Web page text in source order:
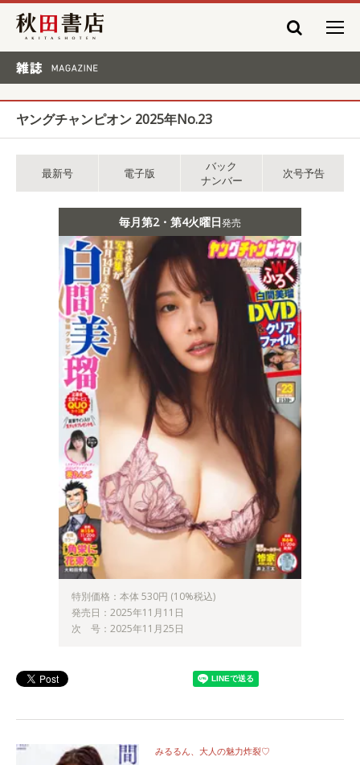
秋田書店
ヤングチャンピオン 2025年No.23
最新号 電子版
バック
ナンバー
次号予告
毎月第2・第4火曜日発売
特別価格：本体 530円 (10%税込)
発売日：2025年11月11日
次 号：2025年11月25日
みるるん、大人の魅力炸裂♡